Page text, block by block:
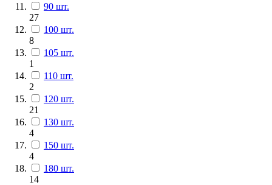
90 шт.
27
100 шт.
8
105 шт.
1
110 шт.
2
120 шт.
21
130 шт.
4
150 шт.
4
180 шт.
14